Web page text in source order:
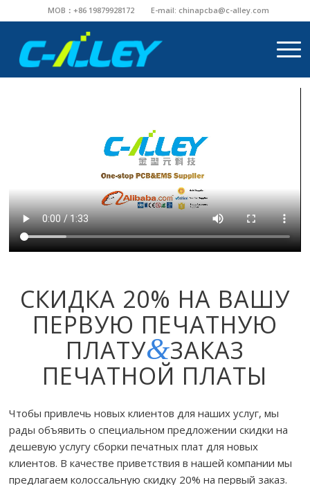
MOB：+86 19879928172 E-mail: chinapcba@c-alley.com
СКИДКА 20% НА ВАШУ
ПЕРВУЮ ПЕЧАТНУЮ
ПЛАТУ&ЗАКАЗ
ПЕЧАТНОЙ ПЛАТЫ
Чтобы привлечь новых клиентов для наших услуг, мы
рады объявить о специальном предложении скидки на
дешевую услугу сборки печатных плат для новых
клиентов. В качестве приветствия в нашей компании мы
предлагаем колоссальную скидку 20% на первый заказ.